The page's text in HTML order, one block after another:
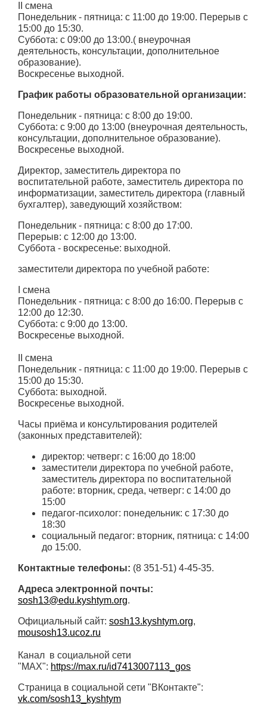
II смена
Понедельник - пятница: с 11:00 до 19:00. Перерыв с
15:00 до 15:30.
Суббота: с 09:00 до 13:00.( внеурочная
деятельность, консультации, дополнительное
образование).
Воскресенье выходной.
График работы образовательной организации:
Понедельник - пятница: с 8:00 до 19:00.
Суббота: с 9:00 до 13:00 (внеурочная деятельность,
консультации, дополнительное образование).
Воскресенье выходной.
Директор, заместитель директора по
воспитательной работе, заместитель директора по
информатизации, заместитель директора (главный
бухгалтер), заведующий хозяйством:
Понедельник - пятница: с 8:00 до 17:00.
Перерыв: с 12:00 до 13:00.
Суббота - воскресенье: выходной.
заместители директора по учебной работе:
I смена
Понедельник - пятница: с 8:00 до 16:00. Перерыв с
12:00 до 12:30.
Суббота: с 9:00 до 13:00.
Воскресенье выходной.
II смена
Понедельник - пятница: с 11:00 до 19:00. Перерыв с
15:00 до 15:30.
Суббота: выходной.
Воскресенье выходной.
Часы приёма и консультирования родителей
(законных представителей):
директор: четверг: с 16:00 до 18:00
заместители директора по учебной работе,
заместитель директора по воспитательной
работе: вторник, среда, четверг: с 14:00 до
15:00
педагог-психолог: понедельник: с 17:30 до
18:30
социальный педагог: вторник, пятница: с 14:00
до 15:00.
Контактные телефоны: (8 351-51) 4-45-35.
Адреса электронной почты:
sosh13@edu.kyshtym.org.
Официальный сайт: sosh13.kyshtym.org,
mousosh13.ucoz.ru
Канал в социальной сети
"MAX": https://max.ru/id7413007113_gos
Страница в социальной сети "ВКонтакте":
vk.com/sosh13_kyshtym